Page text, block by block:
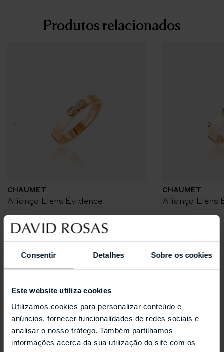
Consentir Detalhes Sobre os cookies
Este website utiliza cookies
Utilizamos cookies para personalizar conteúdo e
anúncios, fornecer funcionalidades de redes sociais e
analisar o nosso tráfego. Também partilhamos
informações acerca da sua utilização do site com os
Produtos relacionados
CHAUMET
Aliança Liens Évidence
CHAUMET
Aliança Liens
Coleções Selecionadas